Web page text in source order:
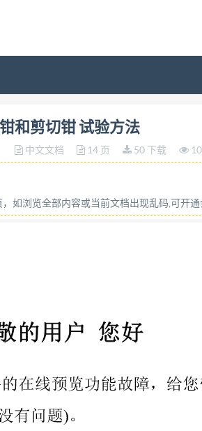
民共和国国家标准 GB/
of test, MOD) 2013-
前言 本标准按照GB/T1.1
主要变 化如下： 增加了基本尺
； 增加了水泵钳和鲤鱼钳抗
本标准对标准的结构和表述作了
相比，在结构上有较多调整，在
差异，这些差异涉及的条款已通
中国轻工业联合会提出。 本标准
耐宝工具制造（浙江）有限公司
司、宁波德诚工具有限公司、浙
馨、钱贤平、 沈建明、顾青。
和剪切钳 试验方法
中文文档 14 页 50 下载
如浏览全部内容或当前文档出现乱码,可开